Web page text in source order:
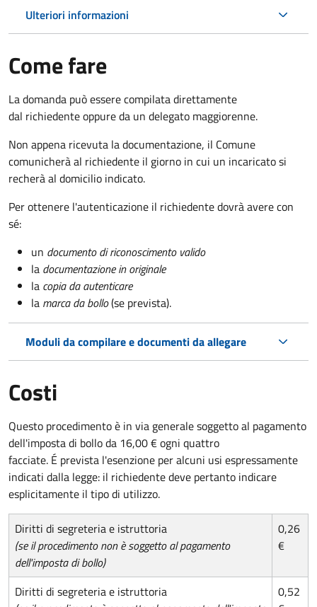
Ulteriori informazioni
Come fare
La domanda può essere compilata direttamente
dal richiedente oppure da un delegato maggiorenne.
Non appena ricevuta la documentazione, il Comune
comunicherà al richiedente il giorno in cui un incaricato si
recherà al domicilio indicato.
Per ottenere l'autenticazione il richiedente dovrà avere con
sé:
un documento di riconoscimento valido
la documentazione in originale
la copia da autenticare
la marca da bollo(se prevista).
Moduli da compilare e documenti da allegare
Costi
Questo procedimento è in via generale soggetto al pagamento
dell'imposta di bollo da 16,00 € ogni quattro
facciate. É prevista l'esenzione per alcuni usi espressamente
indicati dalla legge: il richiedente deve pertanto indicare
esplicitamente il tipo di utilizzo.
Diritti di segreteria e istruttoria
(se il procedimento non è soggetto al pagamento
dell'imposta di bollo)
0,26
€
Diritti di segreteria e istruttoria
0,52